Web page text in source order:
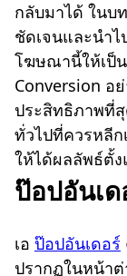
กลับมาได้ ใน
ชัดเจนและนำไ
โฆษณานี้ให้เป็
Conversion อ
ประสิทธิภาพที่
ทั่วไปที่ควรหลีก
ให้ได้ผลลัพธ์ตั้
ป๊อปอันเด
เอ ป๊อปอันเดอร์
ปรากฏในหน้าต่